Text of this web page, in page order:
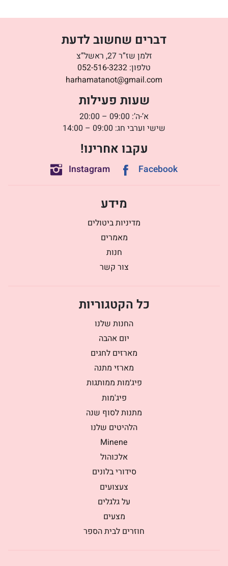
דברים שחשוב לדעת
זלמן שז”ר 27, ראשל”צ
טלפון: 052-516-3232
harhamatanot@gmail.com
שעות פעילות
א’-ה’: 09:00 – 20:00
שישי וערבי חג: 09:00 – 14:00
עקבו אחרינו!
Facebook
Instagram
מידע
מדיניות ביטולים
מאמרים
חנות
צור קשר
כל הקטגוריות
החנות שלנו
יום אהבה
מארזים לחגים
מארזי מתנה
פיג׳מות ממותגות
פיג'מות
מתנות לסוף שנה
הלהיטים שלנו
Minene
אלכוהול
סידורי בלונים
צעצועים
על גלגלים
מצעים
חוזרים לבית הספר